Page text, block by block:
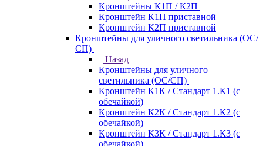
Кронштейны К1П / К2П
Кронштейн К1П приставной
Кронштейн К2П приставной
Кронштейны для уличного светильника (ОС/
СП)
Назад
Кронштейны для уличного
светильника (ОС/СП)
Кронштейн К1К / Стандарт 1.К1 (с
обечайкой)
Кронштейн К2К / Стандарт 1.К2 (с
обечайкой)
Кронштейн К3К / Стандарт 1.К3 (с
обечайкой)